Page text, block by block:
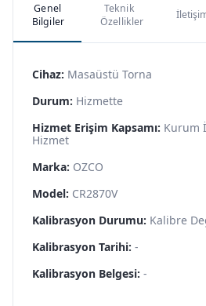
Genel
Bilgiler
Teknik
Özellikler
Cihaz: Masaüstü Torna
Durum: Hizmette
Hizmet Erişim Kapsamı: Kurum
Hizmet
Marka: OZCO
Model: CR2870V
Kalibrasyon Durumu: Kalibre
Kalibrasyon Tarihi: -
Kalibrasyon Belgesi: -